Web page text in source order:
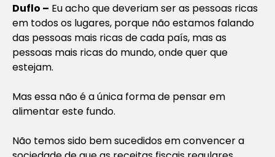
Duflo – Eu acho que deveriam ser as pessoas ricas
em todos os lugares, porque não estamos falando
das pessoas mais ricas de cada país, mas as
pessoas mais ricas do mundo, onde quer que
estejam.
Mas essa não é a única forma de pensar em
alimentar este fundo.
Não temos sido bem sucedidos em convencer a